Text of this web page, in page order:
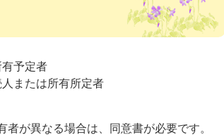
予定者
または所有所定者
が異なる場合は、同意書が必要です。